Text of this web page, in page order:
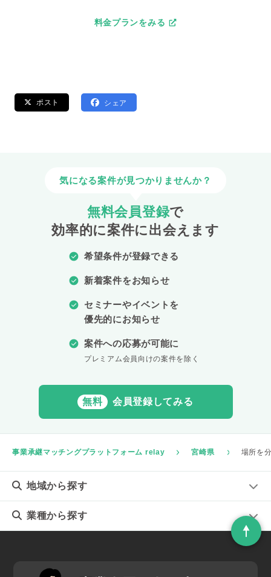
料金プランをみる
ポスト シェア
気になる案件が見つかりませんか？
無料会員登録で
効率的に案件に出会えます
希望条件が登録できる
新着案件をお知らせ
セミナーやイベントを
優先的にお知らせ
案件への応募が可能に
プレミアム会員向けの案件を除く
無料 会員登録してみる
事業承継マッチングプラットフォーム relay 宮崎県 場所を
地域から探す
業種から探す